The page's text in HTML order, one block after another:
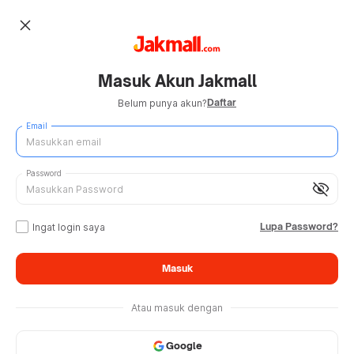
close
Masuk Akun Jakmall
Belum punya akun?Daftar
Email
visibility_off
Password
Ingat login saya Lupa Password?
Masuk
Atau masuk dengan
Google